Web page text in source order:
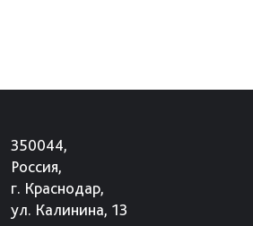
350044,
Россия,
г. Краснодар,
ул. Калинина, 13